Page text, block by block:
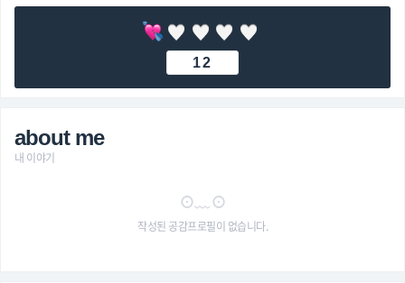
12
about me
내 이야기
⊙﹏⊙
작성된 공감프로필이 없습니다.